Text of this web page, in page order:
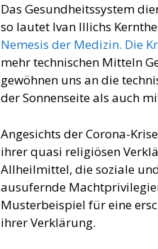
Das Gesundheitssystem
so lautet Ivan Illichs
Nemesis der Medizin. Die
mehr technischen Mitteln
gewöhnen uns an die
der Sonnenseite als auch
Angesichts der Corona-
ihrer quasi religiösen
Allheilmittel, die soziale
ausufernde
Musterbeispiel für eine
ihrer Verklärung.